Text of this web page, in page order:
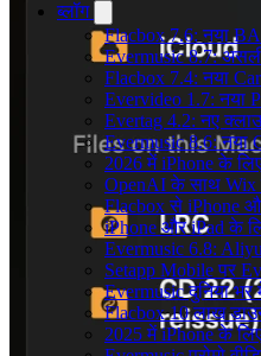
ब्लॉग
Flacbox 7.6: नया
Evermusic 8.7:
Flacbox 7.4: नया
Evervideo 1.7: नया
Evertag 4.2: नए
Evermusic 8.6: नया
2026 में iPhone के
OpenAI के साथ Wix
Flacbox से iPhone
iPhone और iPad के
Evermusic 6.8:
Setapp Mobile पर
Evermusic दुनिया
Flacbox 10 लाख
2025 में iPhone के